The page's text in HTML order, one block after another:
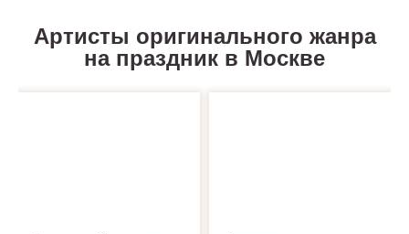
Артисты оригинального жанра
на праздник в Москве